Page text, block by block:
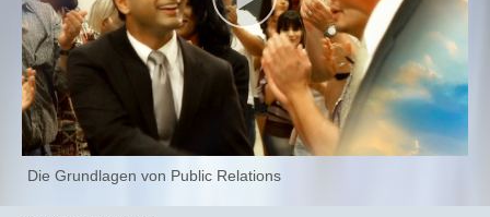
Die Grundlagen von Public Relations